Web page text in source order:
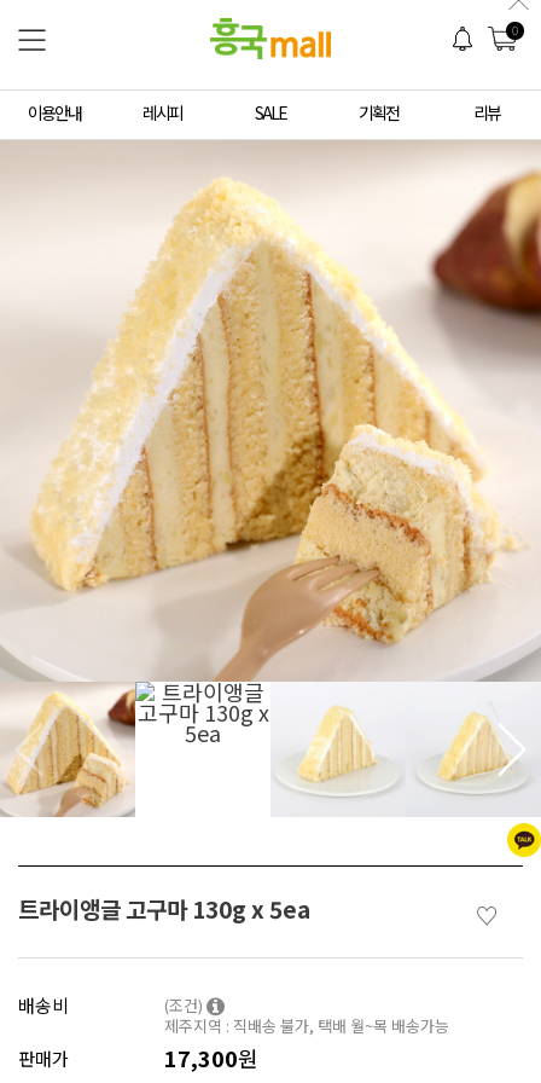
0
이용안내 레시피 SALE 기획전 리뷰
트라이앵글 고구마 130g x 5ea ♡
배송비
(조건)
제주지역 : 직배송 불가, 택배 월~목 배송가능
판매가 17,300원